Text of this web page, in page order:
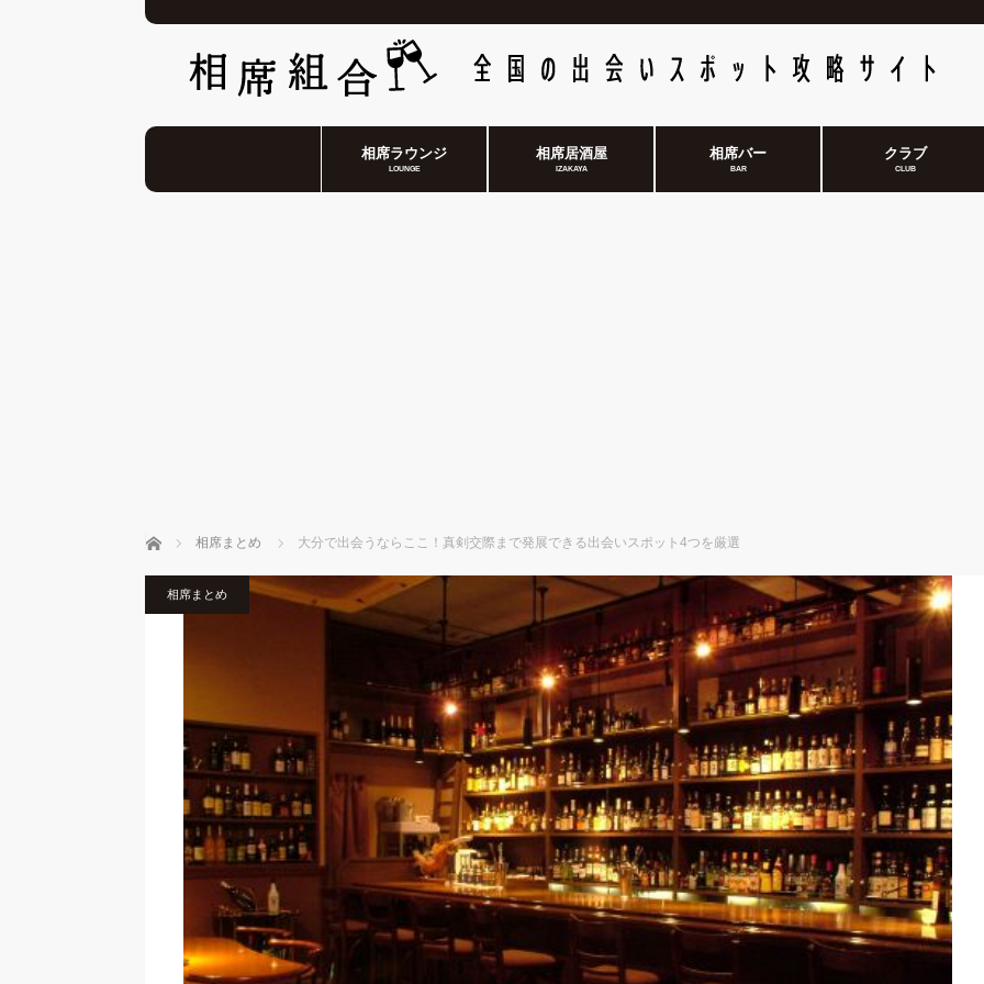
相席ラウンジ
LOUNGE
相席居酒屋
IZAKAYA
相席バー
BAR
クラブ
CLUB
ホーム 相席まとめ 大分で出会うならここ！真剣交際まで発展できる出会いスポット4つを厳選
相席まとめ